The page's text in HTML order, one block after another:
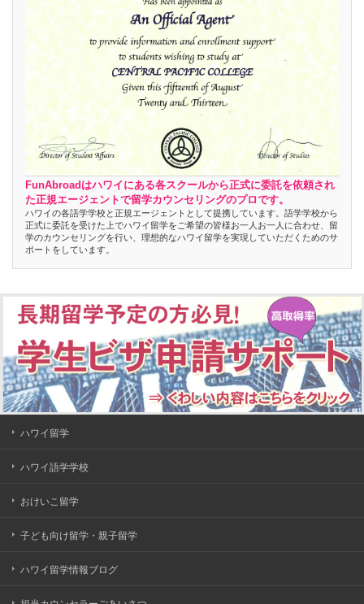
FunAbroadはハワイにある各スクールから正式に委託を依頼され
た正規エージェントで留学カウンセリングのプロです。
ハワイの各語学学校と正規エージェントとして提携しています。語学学校から
正式に委託を受けた上でハワイ留学をご希望の皆様お一人お一人に合わせ、留
学のカウンセリングを行い、理想的なハワイ留学を実現していただくためのサ
ポートをしています。
ハワイ留学
ハワイ語学学校
おけいこ留学
子ども向け留学・親子留学
ハワイ留学情報ブログ